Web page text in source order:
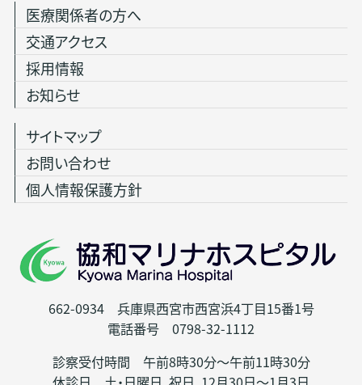
662-0934 兵庫県西宮市西宮浜4丁目15番1号
電話番号 0798-32-1112
診察受付時間 午前8時30分～午前11時30分
医療関係者の方へ
交通アクセス
採用情報
お知らせ
サイトマップ
お問い合わせ
個人情報保護方針